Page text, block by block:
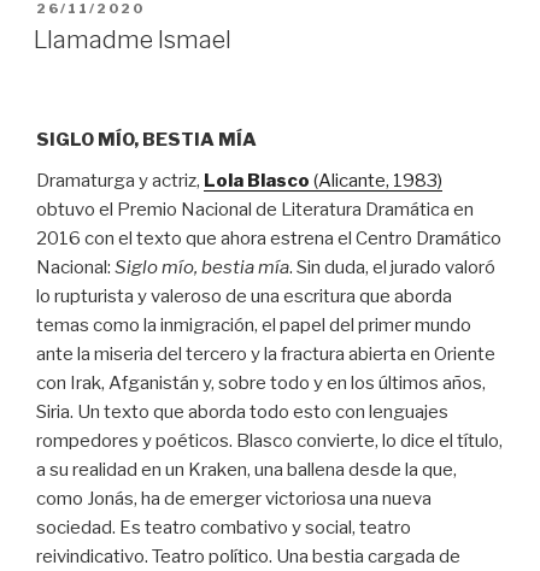
PUBLICADO
EL
26/11/2020
Llamadme Ismael
SIGLO MÍO, BESTIA MÍA
Dramaturga y actriz, Lola Blasco (Alicante, 1983)
obtuvo el Premio Nacional de Literatura Dramática en
2016 con el texto que ahora estrena el Centro Dramático
Nacional: Siglo mío, bestia mía. Sin duda, el jurado valoró
lo rupturista y valeroso de una escritura que aborda
temas como la inmigración, el papel del primer mundo
ante la miseria del tercero y la fractura abierta en Oriente
con Irak, Afganistán y, sobre todo y en los últimos años,
Siria. Un texto que aborda todo esto con lenguajes
rompedores y poéticos. Blasco convierte, lo dice el título,
a su realidad en un Kraken, una ballena desde la que,
como Jonás, ha de emerger victoriosa una nueva
sociedad. Es teatro combativo y social, teatro
reivindicativo. Teatro político. Una bestia cargada de